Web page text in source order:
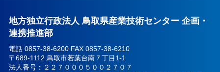
地方独立行政法人 鳥取県産業技術センター 企画・
連携推進部
電話 0857-38-6200 FAX 0857-38-6210
〒689-1112 鳥取市若葉台南７丁目1-1
法人番号：２２７０００５００２７０７